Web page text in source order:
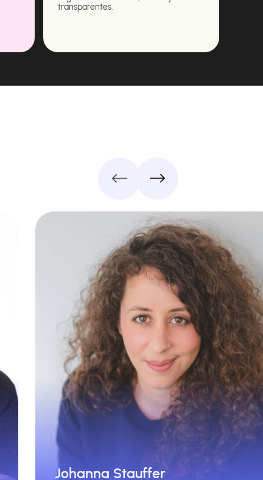
transparentes.
Johanna Stauffer
La interfaz está muy bien
mensajería permite
respuestas rápidas y las
de desarrollo y reporting
realmente